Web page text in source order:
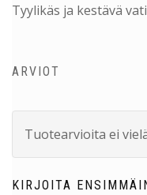
Tyylikäs ja kestävä
ARVIOT
Tuotearvioita ei
KIRJOITA